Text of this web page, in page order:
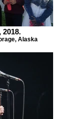
2018.
Alaska